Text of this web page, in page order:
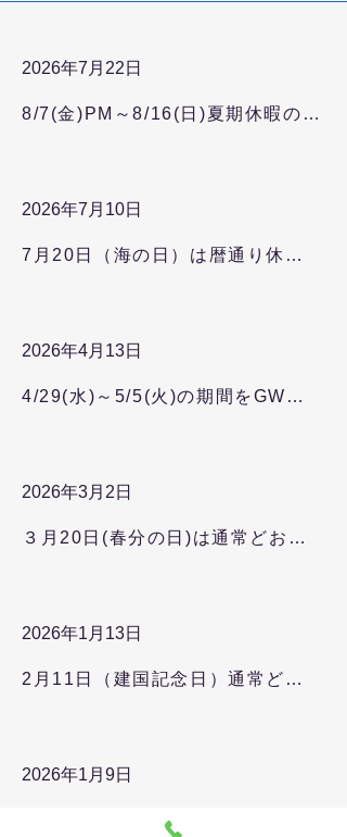
2026年7月22日
8/7(金)PM～8/16(日)夏期休暇の為、休業とさせていただきます
2026年7月10日
7月20日（海の日）は暦通り休日となります
2026年4月13日
4/29(水)～5/5(火)の期間をGW休業とさせて頂きます
2026年3月2日
３月20日(春分の日)は通常どおり営業いたしております
2026年1月13日
2月11日（建国記念日）通常どおり営業いたしております
2026年1月9日